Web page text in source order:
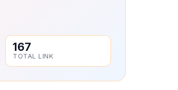
167
TOTAL LINK